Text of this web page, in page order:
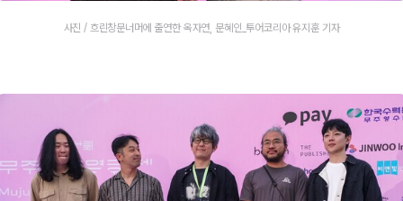
사진 / 흐린창문너머에 출연한 옥자연, 문혜인_투어코리아 유지훈 기자